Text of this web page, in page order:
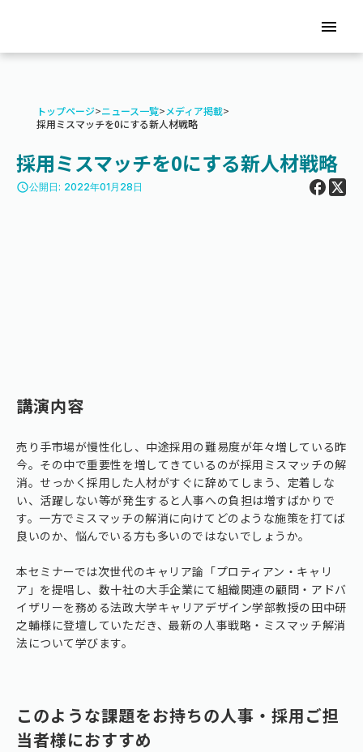
menu
トップページ>ニュース一覧>メディア掲載>
採用ミスマッチを0にする新人材戦略
採用ミスマッチを0にする新人材戦略
access_time公開日: 2022年01月28日
講演内容
売り手市場が慢性化し、中途採用の難易度が年々増している昨
今。その中で重要性を増してきているのが採用ミスマッチの解
消。せっかく採用した人材がすぐに辞めてしまう、定着しな
い、活躍しない等が発生すると人事への負担は増すばかりで
す。一方でミスマッチの解消に向けてどのような施策を打てば
良いのか、悩んでいる方も多いのではないでしょうか。
本セミナーでは次世代のキャリア論「プロティアン・キャリ
ア」を提唱し、数十社の大手企業にて組織関連の顧問・アドバ
イザリーを務める法政大学キャリアデザイン学部教授の田中研
之輔様に登壇していただき、最新の人事戦略・ミスマッチ解消
法について学びます。
このような課題をお持ちの人事・採用ご担
当者様におすすめ